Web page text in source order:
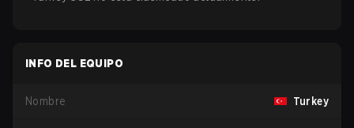
INFO DEL EQUIPO
Nombre Turkey